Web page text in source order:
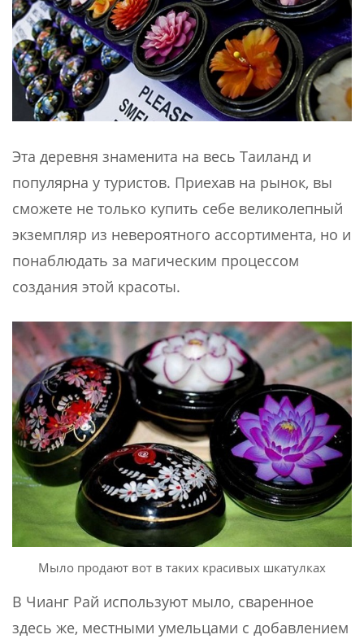
Эта деревня знаменита на весь Таиланд и
популярна у туристов. Приехав на рынок, вы
сможете не только купить себе великолепный
экземпляр из невероятного ассортимента, но и
понаблюдать за магическим процессом
создания этой красоты.
Мыло продают вот в таких красивых шкатулках
В Чианг Рай используют мыло, сваренное
здесь же, местными умельцами с добавлением